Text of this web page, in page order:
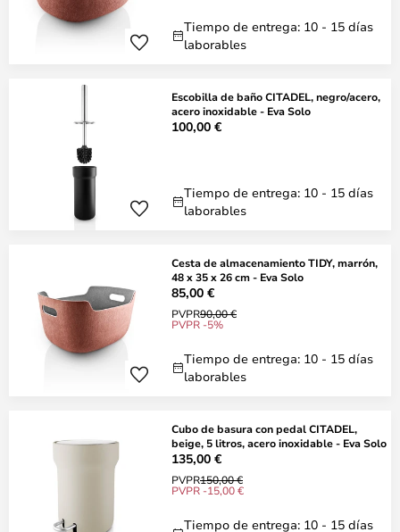
Tiempo de entrega: 10 - 15 días
laborables
Escobilla de baño CITADEL, negro/acero,
acero inoxidable - Eva Solo
100,00 €
Tiempo de entrega: 10 - 15 días
laborables
Cesta de almacenamiento TIDY, marrón,
48 x 35 x 26 cm - Eva Solo
85,00 €
PVPR90,00 €
PVPR -5%
Tiempo de entrega: 10 - 15 días
laborables
Cubo de basura con pedal CITADEL,
beige, 5 litros, acero inoxidable - Eva Solo
135,00 €
PVPR150,00 €
PVPR -15,00 €
Tiempo de entrega: 10 - 15 días